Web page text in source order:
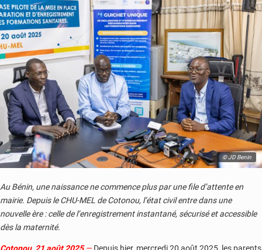
© JD Benin
Au Bénin, une naissance ne commence plus par une file d’attente en
mairie. Depuis le CHU-MEL de Cotonou, l’état civil entre dans une
nouvelle ère : celle de l’enregistrement instantané, sécurisé et accessible
dès la maternité.